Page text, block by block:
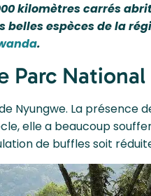
kilomètres carrés
espèces de la
.
Parc
Nyungwe. La présence
elle a beaucoup
de buffles soit